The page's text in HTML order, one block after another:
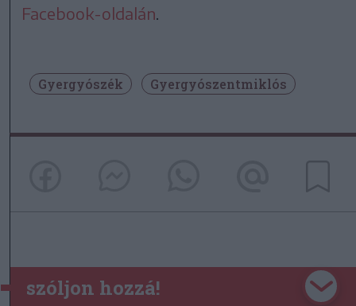
Facebook-oldalán
Gyergyószék Gyergyószentmiklós
szóljon hozzá!